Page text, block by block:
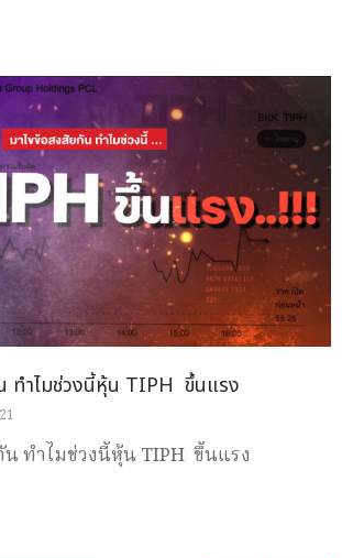
ทำไมช่วงนี้หุ้น TIPH ขึ้นแรง
ทำไมช่วงนี้หุ้น TIPH ขึ้นแรง